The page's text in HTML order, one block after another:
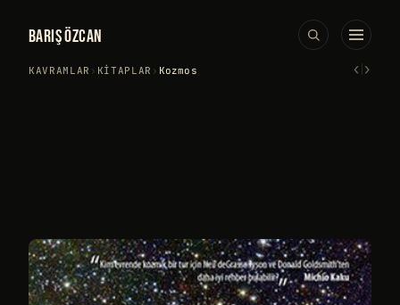
BARIŞ ÖZCAN
KAVRAMLAR › KITAPLAR › Kozmos ‹›